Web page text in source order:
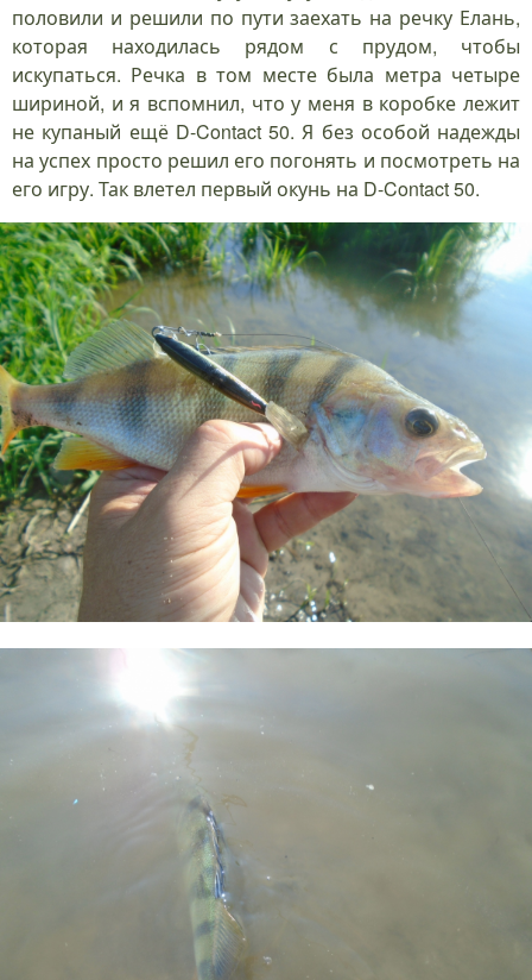
половили и решили по пути заехать на речку Елань,
которая находилась рядом с прудом, чтобы
искупаться. Речка в том месте была метра четыре
шириной, и я вспомнил, что у меня в коробке лежит
не купаный ещё D-Contact 50. Я без особой надежды
на успех просто решил его погонять и посмотреть на
его игру. Так влетел первый окунь на D-Contact 50.